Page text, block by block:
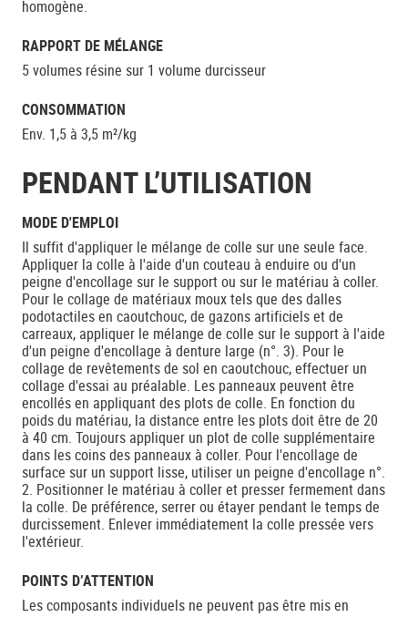
homogène.
RAPPORT DE MÉLANGE
5 volumes résine sur 1 volume durcisseur
CONSOMMATION
Env. 1,5 à 3,5 m²/kg
PENDANT L’UTILISATION
MODE D'EMPLOI
Il suffit d'appliquer le mélange de colle sur une seule face.
Appliquer la colle à l'aide d'un couteau à enduire ou d'un
peigne d'encollage sur le support ou sur le matériau à coller.
Pour le collage de matériaux moux tels que des dalles
podotactiles en caoutchouc, de gazons artificiels et de
carreaux, appliquer le mélange de colle sur le support à l'aide
d'un peigne d'encollage à denture large (n°. 3). Pour le
collage de revêtements de sol en caoutchouc, effectuer un
collage d'essai au préalable. Les panneaux peuvent être
encollés en appliquant des plots de colle. En fonction du
poids du matériau, la distance entre les plots doit être de 20
à 40 cm. Toujours appliquer un plot de colle supplémentaire
dans les coins des panneaux à coller. Pour l'encollage de
surface sur un support lisse, utiliser un peigne d'encollage n°.
2. Positionner le matériau à coller et presser fermement dans
la colle. De préférence, serrer ou étayer pendant le temps de
durcissement. Enlever immédiatement la colle pressée vers
l'extérieur.
POINTS D’ATTENTION
Les composants individuels ne peuvent pas être mis en